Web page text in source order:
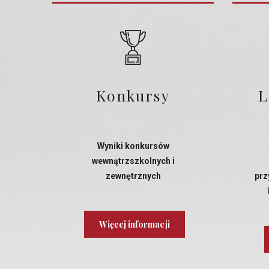
Konkursy
Wyniki konkursów
wewnątrzszkolnych i
zewnętrznych
Więcej informacji